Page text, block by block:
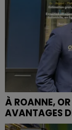
À ROANNE,
AVANTAGES